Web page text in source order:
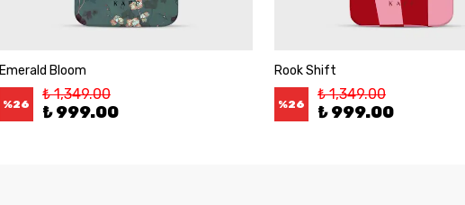
Emerald Bloom
%26
₺ 1,349.00
₺ 999.00
Rook Shift
%26
₺ 1,349.00
₺ 999.00